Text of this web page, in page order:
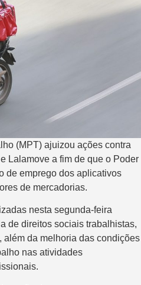
(MPT) ajuizou ações contra
Lalamove a fim de que o Poder
de emprego dos aplicativos
de mercadorias.
nesta segunda-feira
de direitos sociais trabalhistas,
da melhoria das condições
nas atividades